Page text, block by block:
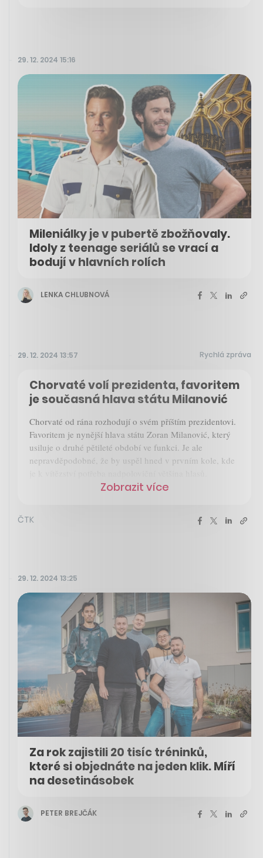
29. 12. 2024 15:16
Mileniálky je v pubertě zbožňovaly.
Idoly z teenage seriálů se vrací a
bodují v hlavních rolích
LENKA CHLUBNOVÁ
29. 12. 2024 13:57 Rychlá zpráva
Chorvaté volí prezidenta, favoritem
je současná hlava státu Milanović
Chorvaté od rána rozhodují o svém příštím prezidentovi.
Favoritem je nynější hlava státu Zoran Milanović, který
usiluje o druhé pětileté období ve funkci. Je ale
nepravděpodobné, že by uspěl hned v prvním kole, kde
Zobrazit více
ČTK
29. 12. 2024 13:25
Za rok zajistili 20 tisíc tréninků,
které si objednáte na jeden klik. Míří
na desetinásobek
PETER BREJČÁK